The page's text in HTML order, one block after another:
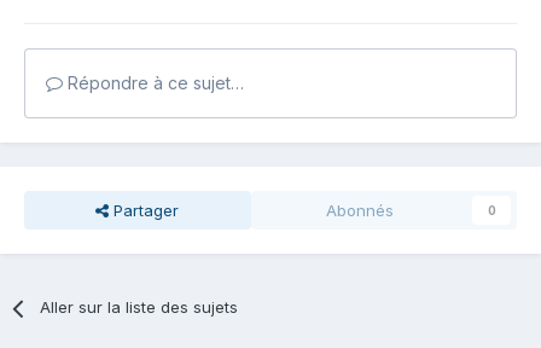
Répondre à ce sujet…
Partager Abonnés 0
Aller sur la liste des sujets